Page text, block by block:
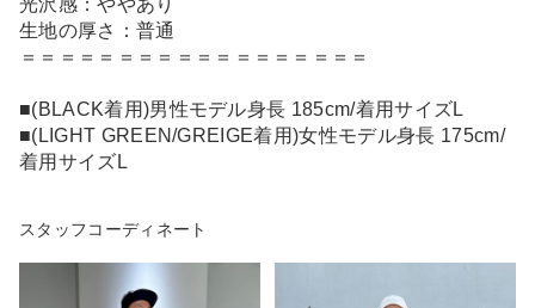
光沢感：ややあり
生地の厚さ：普通
＝＝＝＝＝＝＝＝＝＝＝＝＝＝＝＝＝＝
■(BLACK着用)男性モデル身長 185cm/着用サイズL
■(LIGHT GREEN/GREIGE着用)女性モデル身長 175cm/
着用サイズL
スタッフコーディネート